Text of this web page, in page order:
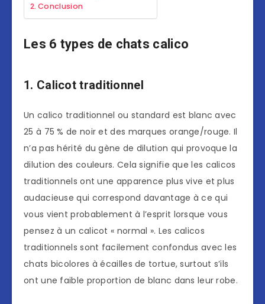
Conclusion
Les 6 types de chats calico
1. Calicot traditionnel
Un calico traditionnel ou standard est blanc avec
25 à 75 % de noir et des marques orange/rouge. Il
n’a pas hérité du gène de dilution qui provoque la
dilution des couleurs. Cela signifie que les calicos
traditionnels ont une apparence plus vive et plus
audacieuse qui correspond davantage à ce qui
vous vient probablement à l’esprit lorsque vous
pensez à un calicot « normal ». Les calicos
traditionnels sont facilement confondus avec les
chats bicolores à écailles de tortue, surtout s’ils
ont une faible proportion de blanc dans leur robe.